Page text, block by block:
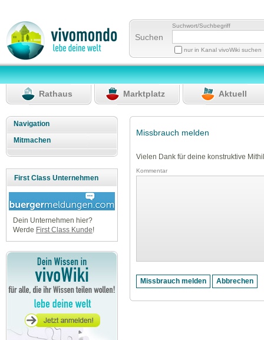
Suchen
Suchwort/Suchbegriff
nur in Kanal vivoWiki suchen
Rathaus Marktplatz Aktuell
Navigation
Mitmachen
First Class Unternehmen
Dein Unternehmen hier?
Werde First Class Kunde!
Missbrauch melden
Vielen Dank für deine konstruktive
Kommentar